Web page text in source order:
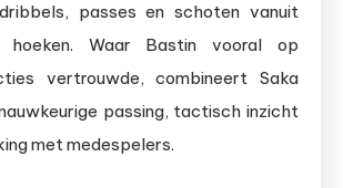
passes en schoten vanuit
hoeken. Waar Bastin vooral op
vertrouwde, combineert Saka
passing, tactisch inzicht
met medespelers.